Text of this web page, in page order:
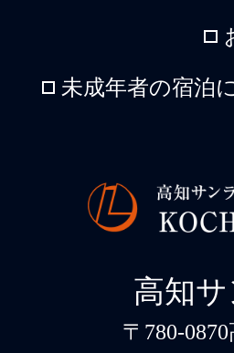
未成年者の宿泊
高知
〒780-